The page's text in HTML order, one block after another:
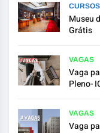
Museu
Grátis
VAGAS
Vaga
Pleno-
VAGAS
Vaga